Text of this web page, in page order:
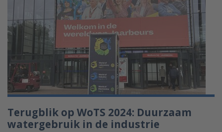
Terugblik op WoTS 2024: Duurzaam
watergebruik in de industrie